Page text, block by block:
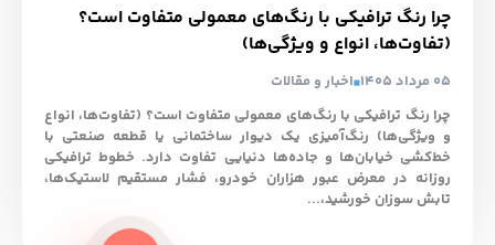
چرا رنگ ترافیکی با رنگ‌های معمولی متفاوت است؟
(تفاوت‌ها، انواع و ویژگی‌ها)
05 مرداد 1405
اخبار و مقالات
چرا رنگ ترافیکی با رنگ‌های معمولی متفاوت است؟ (تفاوت‌ها، انواع
و ویژگی‌ها) رنگ‌آمیزی یک دیوار ساختمانی یا قطعه صنعتی با
خط‌کشی خیابان‌ها و جاده‌ها دنیایی تفاوت دارد. خطوط ترافیکی
روزانه در معرض عبور هزاران خودرو، فشار مستقیم لاستیک‌ها،
تابش سوزان خورشید،...